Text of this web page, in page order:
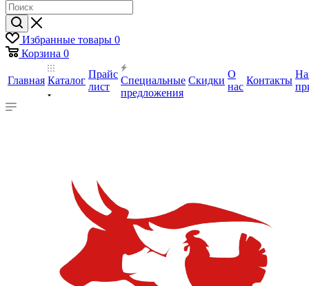
Избранные товары 0
Корзина 0
Главная Каталог
Прайс
лист
Специальные
предложения
Скидки
О
нас
Контакты